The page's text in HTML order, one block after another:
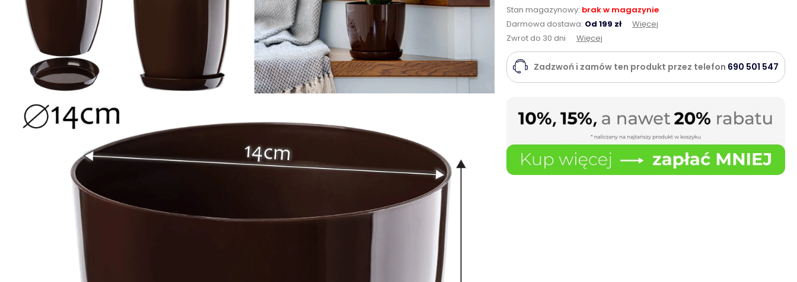
Stan magazynowy: brak w magazynie
Darmowa dostawa: Od 199 zł
Więcej
Zwrot do 30 dni
Więcej
Zadzwoń i zamów ten produkt przez telefon 690 501 547